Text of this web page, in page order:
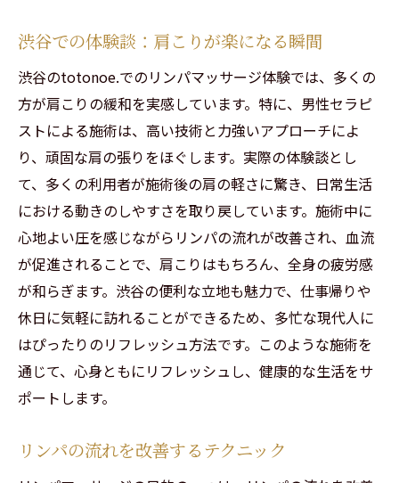
癒しの時間がもたらす健康効果
渋谷で体験する男性セラピストのリンパマッサ
ージ肩こり解消の秘密
肩こり解消のための施術内容
男性セラピストが持つ技術と知識
肩こりに効くマッサージテクニック
お客様の声から見る効果の実感
渋谷で特別な施術を体験する方法
肩こり解消の鍵はリンパにあり
渋谷のプライベートサロン男性セラピストとリ
ンパマッサージで癒される
プライベートサロンの特別な魅力
男性セラピストによる完全予約制の利点
リピート率が高い理由とは
渋谷での体験談：肩こりが楽になる瞬間
渋谷のtotonoe.でのリンパマッサージ体験では、多くの
方が肩こりの緩和を実感しています。特に、男性セラピ
ストによる施術は、高い技術と力強いアプローチによ
り、頑固な肩の張りをほぐします。実際の体験談とし
て、多くの利用者が施術後の肩の軽さに驚き、日常生活
における動きのしやすさを取り戻しています。施術中に
心地よい圧を感じながらリンパの流れが改善され、血流
が促進されることで、肩こりはもちろん、全身の疲労感
が和らぎます。渋谷の便利な立地も魅力で、仕事帰りや
休日に気軽に訪れることができるため、多忙な現代人に
はぴったりのリフレッシュ方法です。このような施術を
通じて、心身ともにリフレッシュし、健康的な生活をサ
ポートします。
リンパの流れを改善するテクニック